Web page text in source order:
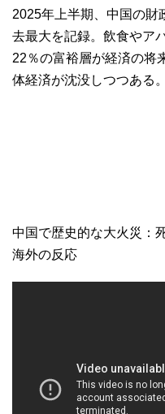
2025年上半期、中国の財
去最大を記録。飲食やア
22％の富裕層が経済の将
体経済が沈没しつつある。
中国で歴史的な大火災：
海外の反応